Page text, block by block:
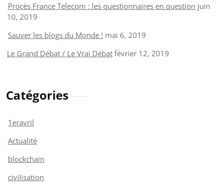
Procès France Telecom : les questionnaires en question juin
10, 2019
Sauver les blogs du Monde ! mai 6, 2019
Le Grand Débat / Le Vrai Débat février 12, 2019
Catégories
1eravril
Actualité
blockchain
civilisation